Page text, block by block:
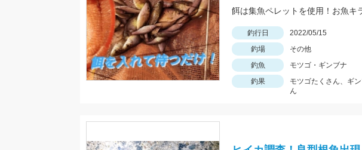
ジ
餌は集魚ペレットを使用！お魚キ
釣行日 2022/05/15
釣場
その他
釣魚
モツゴ・ギンブナ
釣果
モツゴたくさん、ギ
ん